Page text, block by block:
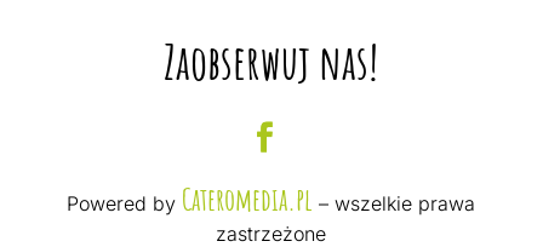
Zaobserwuj nas!
Powered by Cateromedia.pl – wszelkie prawa
zastrzeżone